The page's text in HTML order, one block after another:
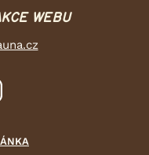
WEBU